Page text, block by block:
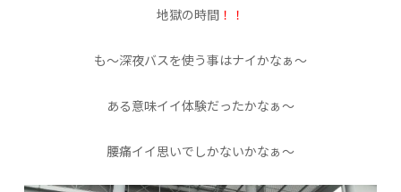
地獄の時間 ！！
も〜深夜バスを使う事はナイかなぁ〜
ある意味イイ体験だったかなぁ〜
腰痛イイ思いでしかないかなぁ〜